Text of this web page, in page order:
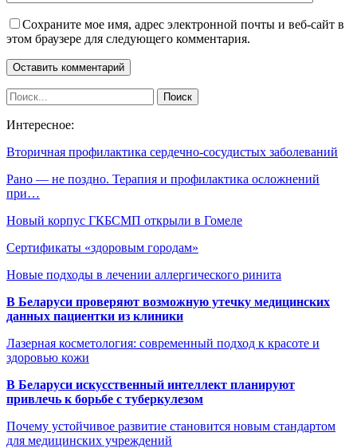
Сохраните мое имя, адрес электронной почты и веб-сайт в
этом браузере для следующего комментария.
Интересное:
Вторичная профилактика сердечно-сосудистых заболеваний
Рано — не поздно. Терапия и профилактика осложнений
при…
Новый корпус ГКБСМП открыли в Гомеле
Сертификаты «здоровым городам»
Новые подходы в лечении аллергического ринита
В Беларуси проверяют возможную утечку медицинских
данных пациентки из клиники
Лазерная косметология: современный подход к красоте и
здоровью кожи
В Беларуси искусственный интеллект планируют
привлечь к борьбе с туберкулезом
Почему устойчивое развитие становится новым стандартом
для медицинских учреждений